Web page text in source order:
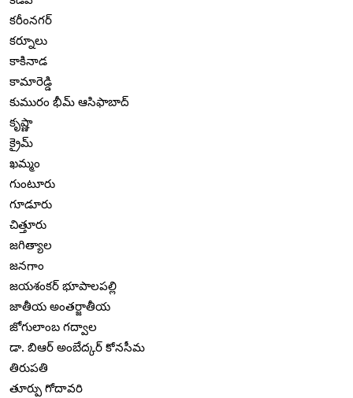
కరీంనగర్
కర్నూలు
కాకినాడ
కామారెడ్డి
కుమురం భీమ్ ఆసిఫాబాద్
కృష్ణా
క్రైమ్
ఖమ్మం
గుంటూరు
గూడూరు
చిత్తూరు
జగిత్యాల
జనగాం
జయశంకర్ భూపాలపల్లి
జాతీయ అంతర్జాతీయ
జోగులాంబ గద్వాల
డా. బిఆర్ అంబేద్కర్ కోనసీమ
తిరుపతి
తూర్పు గోదావరి